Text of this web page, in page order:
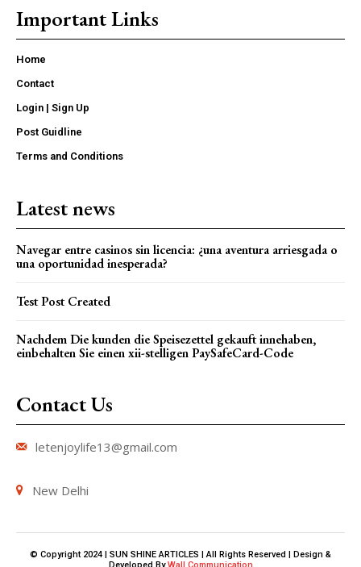
Important Links
Home
Contact
Login | Sign Up
Post Guidline
Terms and Conditions
Latest news
Navegar entre casinos sin licencia: ¿una aventura arriesgada o
una oportunidad inesperada?
Test Post Created
Nachdem Die kunden die Speisezettel gekauft innehaben,
einbehalten Sie einen xii-stelligen PaySafeCard-Code
Contact Us
letenjoylife13@gmail.com
New Delhi
© Copyright 2024 | SUN SHINE ARTICLES | All Rights Reserved | Design &
Developed ByWall Communication